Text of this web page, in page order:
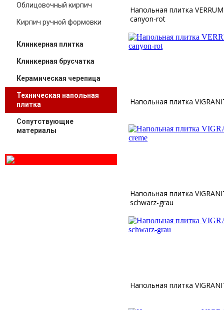
Облицовочный кирпич
Кирпич ручной формовки
Клинкерная плитка
Клинкерная брусчатка
Керамическая черепица
Техническая напольная
плитка
Сопутствующие
материалы
Напольная плитка
canyon-rot
Напольная плитка
Напольная плитка
schwarz-grau
Напольная плитка